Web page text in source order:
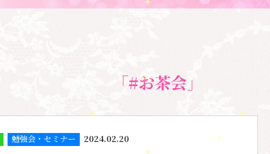
「#お茶会」
勉強会・セミナー 2024.02.20